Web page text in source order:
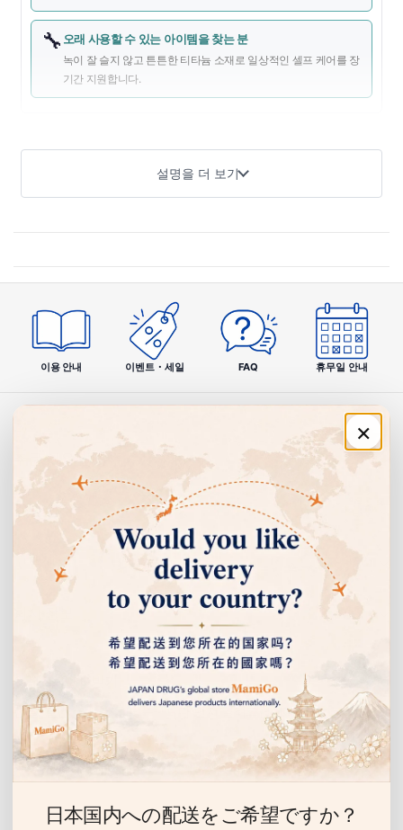
🔧 오래 사용할 수 있는 아이템을 찾는 분
녹이 잘 슬지 않고 튼튼한 티타늄 소재로 일상적인 셀프 케어를 장
기간 지원합니다.
상품 개요
최적입니다.
녹이 잘 슬지 않는 티타늄 소재
티타늄
고품질 티타늄을 사용하여 물과 습기로 인한 녹이 잘 생기지 않고, 청결
한 상태를 오래 유지할 수 있습니다. 관리도 간편합니다.
02
가볍고 피로감이 적은 설계
티타늄은 금속 중에서도 가벼운 소재입니다. 장시간 사용해도 손에 부
03
피부에 부드러운 생체 친화성
생체 친화성
티타늄은 인체 친화성이 높아 민감한 귀 피부에 닿아도 자극이 적은 소
재입니다. 금속 알레르기가 걱정되는 분에게도 적합합니다.
설명을 더 보기
이용 안내 이벤트・세일 FAQ 휴무일 안내
×
日本国内への配送をご希望ですか？
주문·이용 안내
쇼핑 안내
고객센터
선물, 할인 이벤트 등을 누구보다 먼저 알려드립니다.
이
일